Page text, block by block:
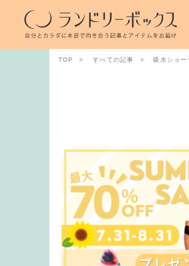
TOP すべての記事 吸水ショー